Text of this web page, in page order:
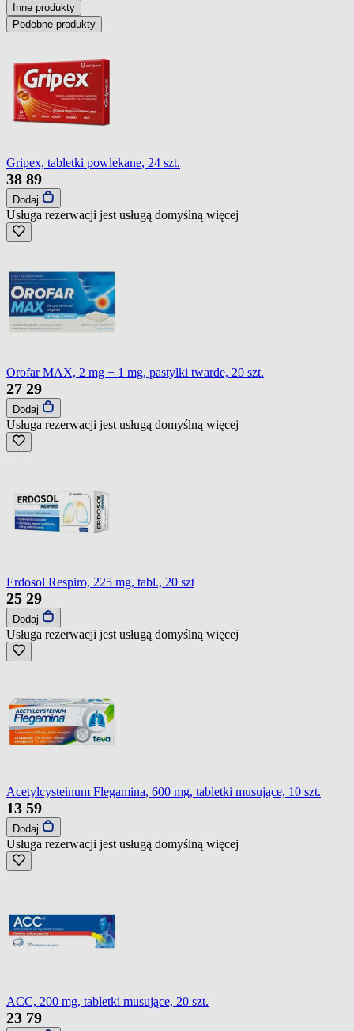
Inne produkty
Podobne produkty
Gripex, tabletki powlekane, 24 szt.
38 89
Dodaj
Usługa rezerwacji jest usługą domyślną więcej
Orofar MAX, 2 mg + 1 mg, pastylki twarde, 20 szt.
27 29
Dodaj
Usługa rezerwacji jest usługą domyślną więcej
Erdosol Respiro, 225 mg, tabl., 20 szt
25 29
Dodaj
Usługa rezerwacji jest usługą domyślną więcej
Acetylcysteinum Flegamina, 600 mg, tabletki musujące, 10 szt.
13 59
Dodaj
Usługa rezerwacji jest usługą domyślną więcej
ACC, 200 mg, tabletki musujące, 20 szt.
23 79